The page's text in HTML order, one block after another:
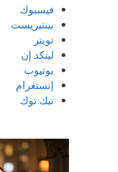
فيسبوك
بينتيريست
تويتر
لينكد إن
يوتيوب
إنستغرام
تيك توك